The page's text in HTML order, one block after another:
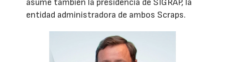
asume también la presidencia de SIGRAP, la
entidad administradora de ambos Scraps.